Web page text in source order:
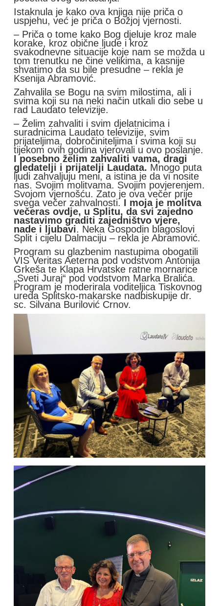
Istaknula je kako ova knjiga nije priča o
uspjehu, već je priča o Božjoj vjernosti.
– Priča o tome kako Bog djeluje kroz male
korake, kroz obične ljude i kroz
svakodnevne situacije koje nam se možda u
tom trenutku ne čine velikima, a kasnije
shvatimo da su bile presudne – rekla je
Ksenija Abramović.
Zahvalila se Bogu na svim milostima, ali i
svima koji su na neki način utkali dio sebe u
rad Laudato televizije.
– Želim zahvaliti i svim djelatnicima i
suradnicima Laudato televizije, svim
prijateljima, dobročiniteljima i svima koji su
tijekom ovih godina vjerovali u ovo poslanje.
I posebno želim zahvaliti vama, dragi
gledatelji i prijatelji Laudata. Mnogo puta
ljudi zahvaljuju meni, a istina je da vi nosite
nas. Svojim molitvama. Svojim povjerenjem.
Svojom vjernošću. Zato je ova večer prije
svega večer zahvalnosti. I moja je molitva
večeras ovdje, u Splitu, da svi zajedno
nastavimo graditi zajedništvo vjere,
nade i ljubavi. Neka Gospodin blagoslovi
Split i cijelu Dalmaciju – rekla je Abramović.
Program su glazbenim nastupima obogatili
VIS Veritas Aeterna pod vodstvom Antonija
Grkeša te Klapa Hrvatske ratne mornarice
„Sveti Juraj“ pod vodstvom Marka Bralića.
Program je moderirala voditeljica Tiskovnog
ureda Splitsko-makarske nadbiskupije dr.
sc. Silvana Burilović Crnov.